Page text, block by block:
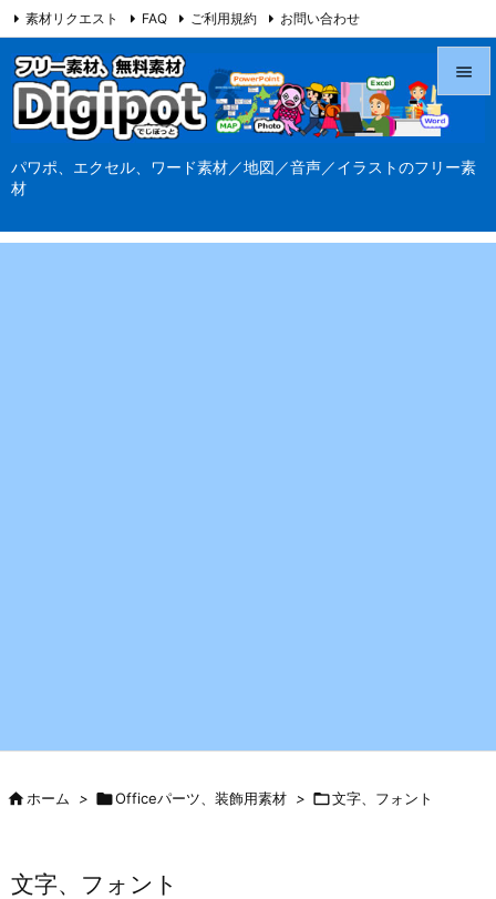
パワポ、エクセル、ワード素材／地図／音声／イラストのフリー素
材



素材リクエスト FAQ ご利用規約 お問い合わせ
当サイト（Digipot.net）について
ホーム > Officeパーツ、装飾用素材 > 文字、フォント
文字、フォント